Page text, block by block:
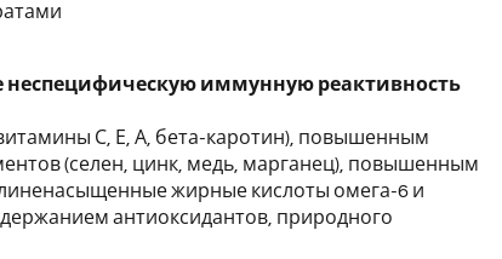
иммунную реактивность
С, Е, А, бета-каротин), повышенным
(селен, цинк, медь, марганец), повышенным
жирные кислоты омега-6 и
антиоксидантов, природного